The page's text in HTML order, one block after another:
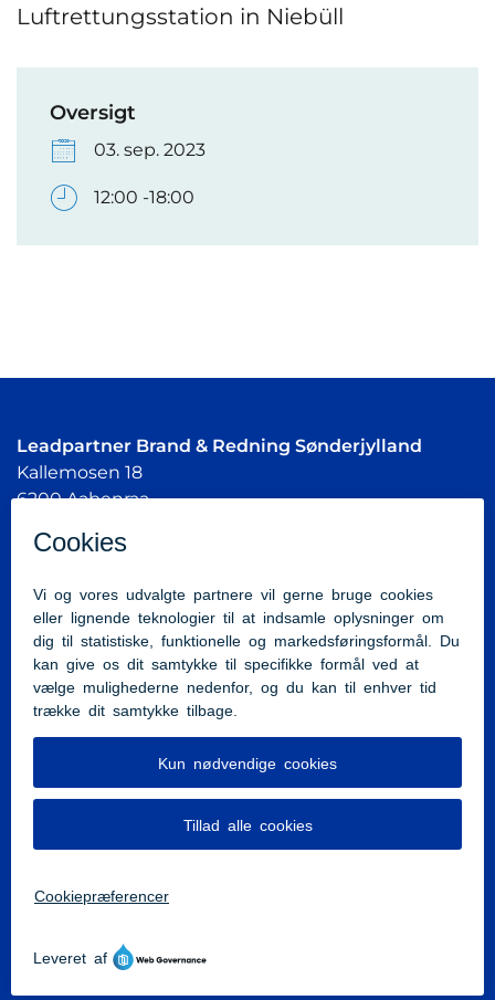
Luftrettungsstation in Niebüll
Oversigt
03. sep. 2023
12:00 -18:00
Leadpartner Brand & Redning Sønderjylland
Kallemosen 18
6200 Aabenraa
beredskab@brsj.dk
Kystdirektoratet
Sønderborg Kommune
Region Syddanmark
Tilgængelighedserklæring